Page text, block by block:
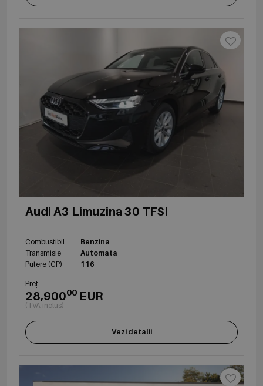
Audi A3 Limuzina 30 TFSI
Combustibil
Benzina
Transmisie
Automata
Putere (CP)
116
Preț
28,90000 EUR
(TVA inclus)
Vezi detalii